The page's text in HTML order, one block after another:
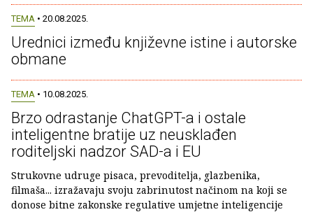
TEMA • 20.08.2025.
Urednici između književne istine i autorske
obmane
TEMA • 10.08.2025.
Brzo odrastanje ChatGPT-a i ostale
inteligentne bratije uz neusklađen
roditeljski nadzor SAD-a i EU
Strukovne udruge pisaca, prevoditelja, glazbenika,
filmaša... izražavaju svoju zabrinutost načinom na koji se
donose bitne zakonske regulative umjetne inteligencije